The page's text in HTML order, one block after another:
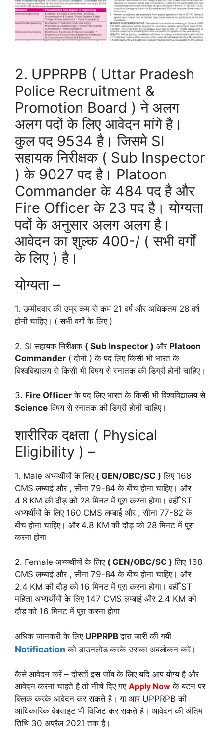
2. UPPRPB ( Uttar Pradesh
Police Recruitment &
Promotion Board ) ने अलग
अलग पदों के लिए आवेदन मांगे है।
कुल पद 9534 है। जिसमे SI
सहायक निरीक्षक ( Sub Inspector
) के 9027 पद है। Platoon
Commander के 484 पद है और
Fire Officer के 23 पद है। योग्यता
पदों के अनुसार अलग अलग है।
आवेदन का शुल्क 400-/ ( सभी वर्गों
के लिए ) है।
योग्यता –
1. उम्मीदवार की उम्र कम से कम 21 वर्ष और अधिकतम 28 वर्ष
होनी चाहिए। ( सभी वर्गों के लिए )
2. SI सहायक निरीक्षक ( Sub Inspector ) और Platoon
Commander ( दोनों ) के पद लिए किसी भी भारत के
विश्वविद्यालय से किसी भी विषय से स्नातक की डिग्री होनी चाहिए।
3. Fire Officer के पद लिए भारत के किसी भी विश्वविद्यालय से
Science विषय से स्नातक की डिग्री होनी चाहिए।
शारीरिक दक्षता ( Physical
Eligibility ) –
1. Male अभ्यर्थीयों के लिए( GEN/OBC/SC ) लिए 168
CMS लम्बाई और , सीना 79-84 के बीच होना चाहिए। और
4.8 KM की दौड़ को 28 मिनट में पूरा करना होगा। वहीँ ST
अभ्यर्थीयों के लिए 160 CMS लम्बाई और , सीना 77-82 के
बीच होना चाहिए। और 4.8 KM की दौड़ को 28 मिनट में पूरा
करना होगा
2. Female अभ्यर्थीयों के लिए ( GEN/OBC/SC ) लिए 168
CMS लम्बाई और , सीना 79-84 के बीच होना चाहिए। और
2.4 KM की दौड़ को 16 मिनट में पूरा करना होगा। वहीँ ST
महिला अभ्यर्थीयों के लिए 147 CMS लम्बाई और 2.4 KM की
दौड़ को 16 मिनट में पूरा करना होगा
अधिक जानकरी के लिए UPPRPBद्वारा जारी की गयी
Notification को डाउनलोड करके उसका अवलोकन करें।
कैसे आवेदन करें – दोस्तों इस जॉब के लिए यदि आप योग्य है और
आवेदन करना चाहते है तो नीचे दिए गए Apply Now के बटन पर
क्लिक करके आवेदन कर सकते है। या आप UPPRPB की
आधिकारिक वेबसाइट भी विजिट कर सकते है। आवेदन की अंतिम
तिथि 30 अप्रैल 2021 तक है।